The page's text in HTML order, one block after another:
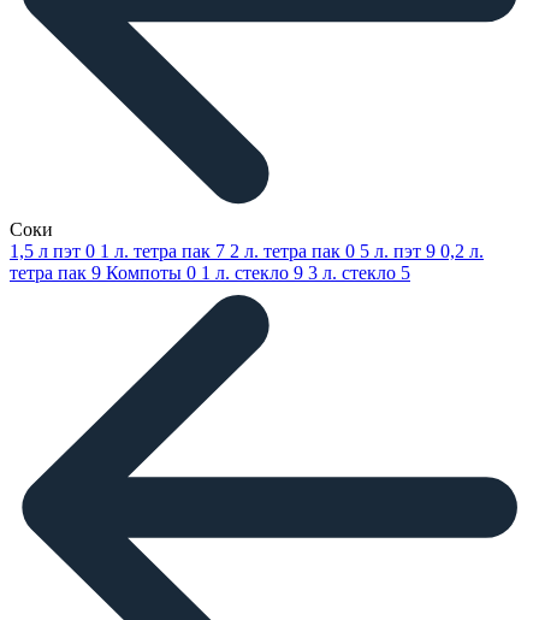
Соки
1,5 л пэт 0 1 л. тетра пак 7 2 л. тетра пак 0 5 л. пэт 9 0,2 л.
тетра пак 9 Компоты 0 1 л. стекло 9 3 л. стекло 5